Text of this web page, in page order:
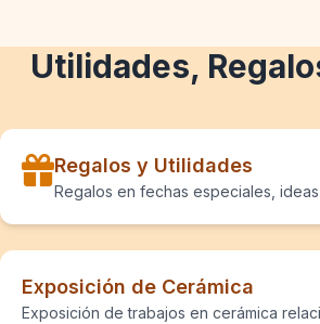
Utilidades,
Regalos y Utilidades
Regalos en fechas especiales,
Exposición de Cerámica
Exposición de trabajos en cerámica